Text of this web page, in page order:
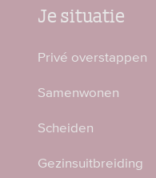
Je situatie
Privé overstappen
Samenwonen
Scheiden
Gezinsuitbreiding